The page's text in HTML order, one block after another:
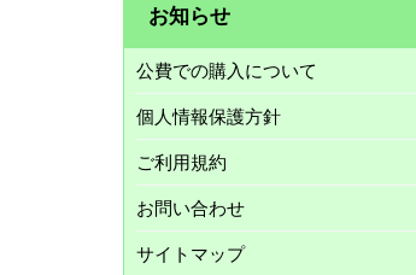
お知らせ
公費での購入について
個人情報保護方針
ご利用規約
お問い合わせ
サイトマップ